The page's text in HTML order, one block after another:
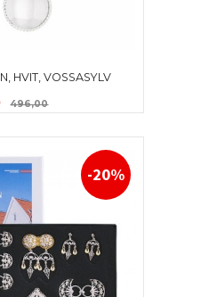
HVIT, VOSSASYLV
496,00Rabatt
-20%